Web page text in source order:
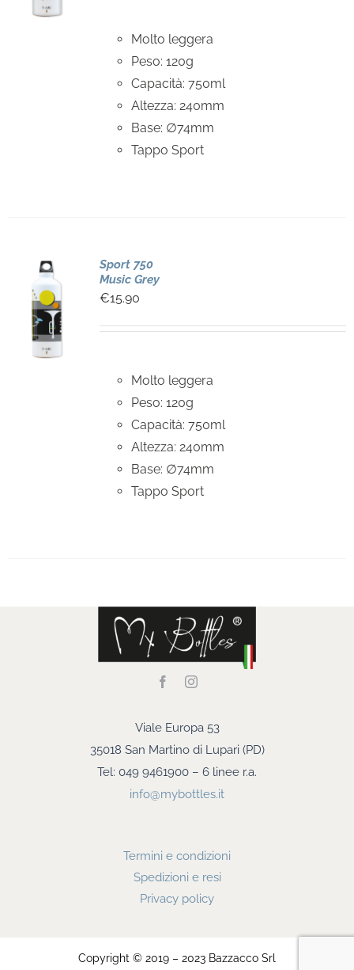
Molto leggera
Peso: 120g
Capacità: 750ml
Altezza: 240mm
Base: ∅74mm
Tappo Sport
Sport 750
Music Grey
€15.90
Molto leggera
Peso: 120g
Capacità: 750ml
Altezza: 240mm
Base: ∅74mm
Tappo Sport
Viale Europa 53
35018 San Martino di Lupari (PD)
Tel: 049 9461900 – 6 linee r.a.
info@mybottles.it
Termini e condizioni
Spedizioni e resi
Privacy policy
Copyright © 2019 – 2023 Bazzacco Srl